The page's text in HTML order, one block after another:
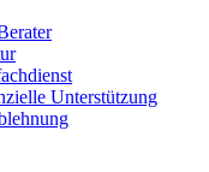
Unterstützung